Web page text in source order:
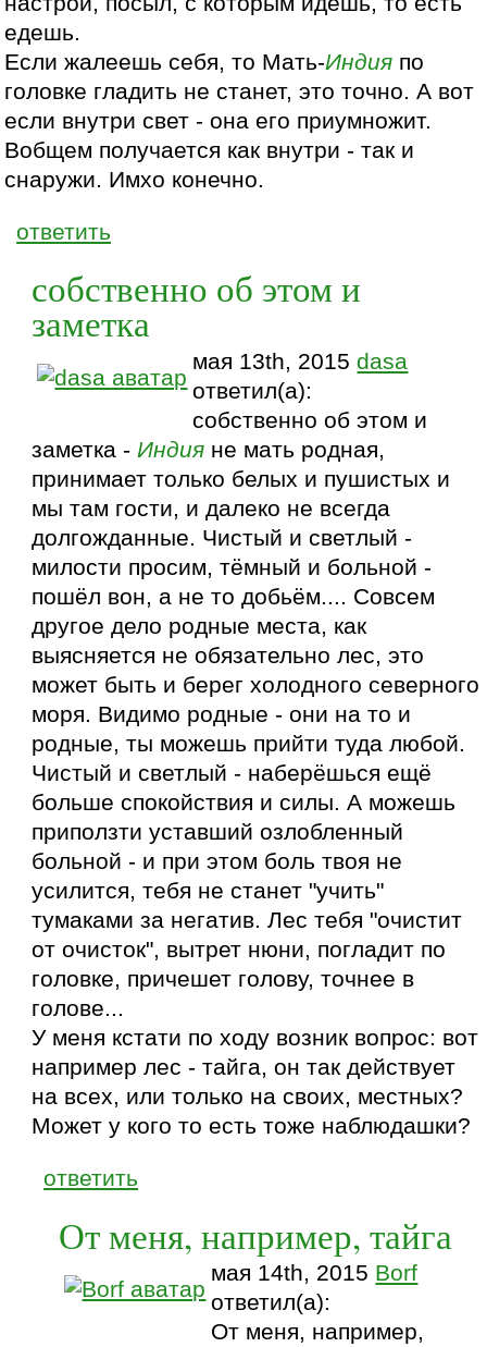
едешь.
Если жалеешь себя, то Мать-Индия по
головке гладить не станет, это точно. А вот
если внутри свет - она его приумножит.
Вобщем получается как внутри - так и
снаружи. Имхо конечно.
ответить
собственно об этом и
заметка
мая 13th, 2015dasa
ответил(а):
собственно об этом и
заметка -Индия не мать родная,
принимает только белых и пушистых и
мы там гости, и далеко не всегда
долгожданные. Чистый и светлый -
милости просим, тёмный и больной -
пошёл вон, а не то добьём.... Совсем
другое дело родные места, как
выясняется не обязательно лес, это
может быть и берег холодного северного
моря. Видимо родные - они на то и
родные, ты можешь прийти туда любой.
Чистый и светлый - наберёшься ещё
больше спокойствия и силы. А можешь
приползти уставший озлобленный
больной - и при этом боль твоя не
усилится, тебя не станет "учить"
тумаками за негатив. Лес тебя "очистит
от очисток", вытрет нюни, погладит по
головке, причешет голову, точнее в
голове...
У меня кстати по ходу возник вопрос: вот
например лес - тайга, он так действует
на всех, или только на своих, местных?
Может у кого то есть тоже наблюдашки?
ответить
От меня, например, тайга
мая 14th, 2015 Borf
ответил(а):
От меня, например,